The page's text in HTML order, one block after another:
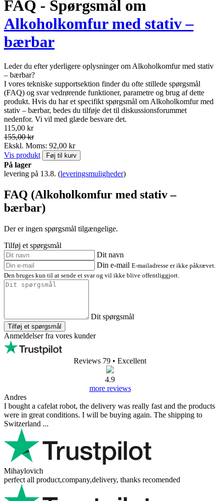
FAQ - Spørgsmål om
Alkoholkomfur med stativ –
bærbar
Leder du efter yderligere oplysninger om Alkoholkomfur med stativ
– bærbar?
I vores tekniske supportsektion finder du ofte stillede spørgsmål
(FAQ) og svar vedrørende funktioner, parametre og brug af dette
produkt. Hvis du har et specifikt spørgsmål om Alkoholkomfur med
stativ – bærbar, bedes du tilføje det til diskussionsforummet
nedenfor. Vi vil med glæde besvare det.
115,00 kr
155,00 kr
Ekskl. Moms: 92,00 kr
Vis produkt
Føj til kurv
På lager
levering på 13.8. (leveringsmuligheder)
FAQ (Alkoholkomfur med stativ –
bærbar)
Der er ingen spørgsmål tilgængelige.
Tilføj et spørgsmål
Dit navn
Din e-mail E-mailadresse er ikke påkrævet.
Den bruges kun til at sende et svar og vil ikke blive offentliggjort.
Dit spørgsmål
Tilføj et spørgsmål
Anmeldelser fra vores kunder
Reviews 79 • Excellent
4.9
more reviews
Andres
I bought a cafelat robot, the delivery was really fast and the products
were in great conditions. I will be buying again. The shipping to
Switzerland ...
Mihaylovich
perfect all product,company,delivery, thanks recomended